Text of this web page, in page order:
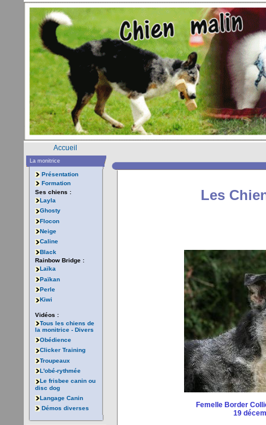
Accueil
La monitrice
Présentation
Formation
Ses chiens :
Layla
Ghosty
Flocon
Neige
Caline
Black
Rainbow Bridge :
Laïka
Païkan
Perle
Kiwi
Vidéos :
Tous les chiens de
la monitrice - Divers
Obédience
Clicker Training
Troupeaux
L'obé-rythmée
Le frisbee canin ou
disc dog
Langage Canin
Démos diverses
Les
Femelle Border
19